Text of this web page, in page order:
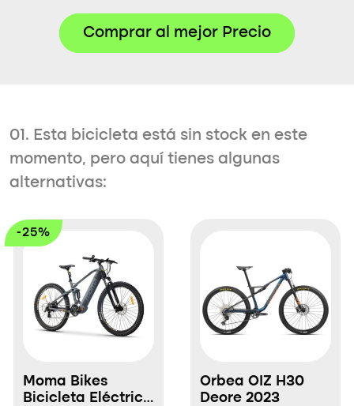
Comprar al mejor Precio
01. Esta bicicleta está sin stock en este
momento, pero aquí tienes algunas
alternativas:
-25%
Moma Bikes
Bicicleta Eléctrica
Orbea OIZ H30
Deore 2023